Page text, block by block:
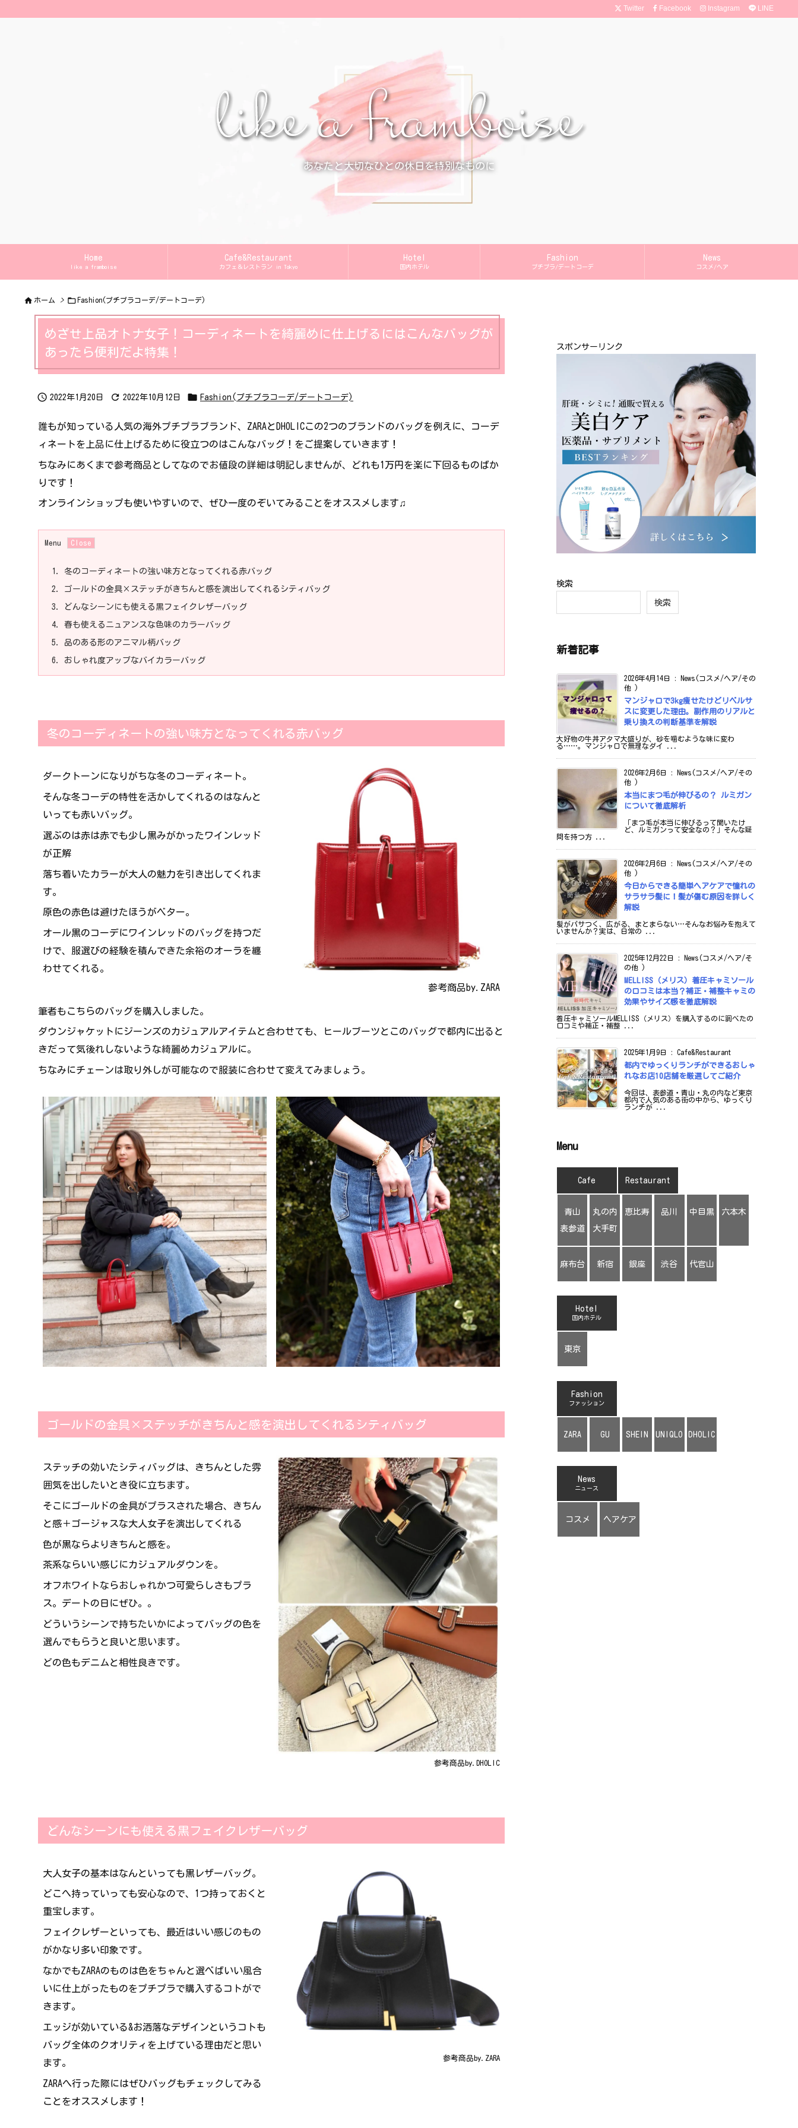
あなたと大切なひとの休日を特別なものに
Home
like a framboise
Cafe&Restaurant
カフェ＆レストラン in Tokyo
Hotel
国内ホテル
Fashion
プチプラ/デートコーデ
News
コスメ/ヘア
Twitter Facebook Instagram LINE
 ホーム > Fashion(プチプラコーデ/デートコーデ)
めざせ上品オトナ女子！コーディネートを綺麗めに仕上げるにはこんなバッグが
あったら便利だよ特集！
 2022年1月20日  2022年10月12日  Fashion(プチプラコーデ/デートコーデ)
誰もが知っている人気の海外プチプラブランド、ZARAとDHOLICこの2つのブランドのバッグを例えに、コーデ
ィネートを上品に仕上げるために役立つのはこんなバッグ！をご提案していきます！
ちなみにあくまで参考商品としてなのでお値段の詳細は明記しませんが、どれも1万円を楽に下回るものばか
りです！
オンラインショップも使いやすいので、ぜひ一度のぞいてみることをオススメします♫
Menu
1. 冬のコーディネートの強い味方となってくれる赤バッグ
2. ゴールドの金具×ステッチがきちんと感を演出してくれるシティバッグ
3. どんなシーンにも使える黒フェイクレザーバッグ
4. 春も使えるニュアンスな色味のカラーバッグ
5. 品のある形のアニマル柄バッグ
6. おしゃれ度アップなバイカラーバッグ
冬のコーディネートの強い味方となってくれる赤バッグ
ダークトーンになりがちな冬のコーディネート。
そんな冬コーデの特性を活かしてくれるのはなんと
いっても赤いバッグ。
選ぶのは赤は赤でも少し黒みがかったワインレッド
が正解
落ち着いたカラーが大人の魅力を引き出してくれま
す。
原色の赤色は避けたほうがベター。
オール黒のコーデにワインレッドのバッグを持つだ
けで、服選びの経験を積んできた余裕のオーラを纏
わせてくれる。
参考商品by.ZARA
筆者もこちらのバッグを購入しました。
ダウンジャケットにジーンズのカジュアルアイテムと合わせても、ヒールブーツとこのバッグで都内に出ると
きだって気後れしないような綺麗めカジュアルに。
ちなみにチェーンは取り外しが可能なので服装に合わせて変えてみましょう。
ゴールドの金具×ステッチがきちんと感を演出してくれるシティバッグ
ステッチの効いたシティバッグは、きちんとした雰
囲気を出したいとき役に立ちます。
そこにゴールドの金具がプラスされた場合、きちん
と感＋ゴージャスな大人女子を演出してくれる
色が黒ならよりきちんと感を。
茶系ならいい感じにカジュアルダウンを。
オフホワイトならおしゃれかつ可愛らしさもプラ
ス。デートの日にぜひ。。
どういうシーンで持ちたいかによってバッグの色を
選んでもらうと良いと思います。
どの色もデニムと相性良きです。
参考商品by.DHOLIC
どんなシーンにも使える黒フェイクレザーバッグ
大人女子の基本はなんといっても黒レザーバッグ。
どこへ持っていっても安心なので、1つ持っておくと
重宝します。
フェイクレザーといっても、最近はいい感じのもの
がかなり多い印象です。
なかでもZARAのものは色をちゃんと選べばいい風合
いに仕上がったものをプチプラで購入するコトがで
きます。
エッジが効いている&お洒落なデザインというコトも
バッグ全体のクオリティを上げている理由だと思い
ます。
ZARAへ行った際にはぜひバッグもチェックしてみる
ことをオススメします！
参考商品by.ZARA
スポンサーリンク
検索
検索
新着記事
2026年4月14日 :
News(コスメ/ヘア/その
他 )
マンジャロで3kg痩せたけどリベルサ
スに変更した理由。副作用のリアルと
乗り換えの判断基準を解説
大好物の牛丼アタマ大盛りが、砂を噛むような味に変わ
る……。マンジャロで無理なダイ ...
2026年2月6日 :
News(コスメ/ヘア/その
他 )
本当にまつ毛が伸びるの？ ルミガン
について徹底解析
「まつ毛が本当に伸びるって聞いたけ
ど、ルミガンって安全なの？」そんな疑
問を持つ方 ...
2026年2月6日 :
News(コスメ/ヘア/その
他 )
今日からできる簡単ヘアケアで憧れの
サラサラ髪に！髪が傷む原因を詳しく
解説
髪がパサつく、広がる、まとまらない…そんなお悩みを抱えて
いませんか？実は、日常の ...
2025年12月22日 :
News(コスメ/ヘア/そ
の他 )
MELLISS（メリス）着圧キャミソール
の口コミは本当？補正・補整キャミの
効果やサイズ感を徹底解説
着圧キャミソールMELLISS（メリス）を購入するのに調べたの
口コミや補正・補整 ...
2025年1月9日 : Cafe&Restaurant
都内でゆっくりランチができるおしゃ
れなお店10店舗を厳選してご紹介
今回は、表参道・青山・丸の内など東京
都内で人気のある街の中から、ゆっくり
ランチが ...
Menu
Cafe Restaurant
青山
表参道
丸の内
大手町
恵比寿 品川 中目黒 六本木
麻布台 新宿 銀座 渋谷 代官山
Hotel
国内ホテル
東京
Fashion
ファッション
ZARA GU SHEIN UNIQLO DHOLIC
News
ニュース
コスメ ヘアケア